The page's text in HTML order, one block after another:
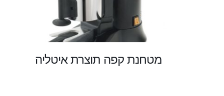
מטחנת קפה תוצרת איטליה